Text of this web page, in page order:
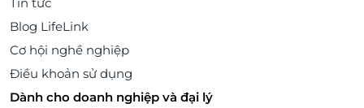
Blog LifeLink
Cơ hội nghề nghiệp
Điều khoản sử dụng
Dành cho doanh nghiệp và đại lý